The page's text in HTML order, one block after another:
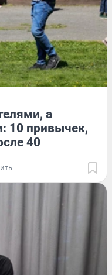
а
10 привычек,
40